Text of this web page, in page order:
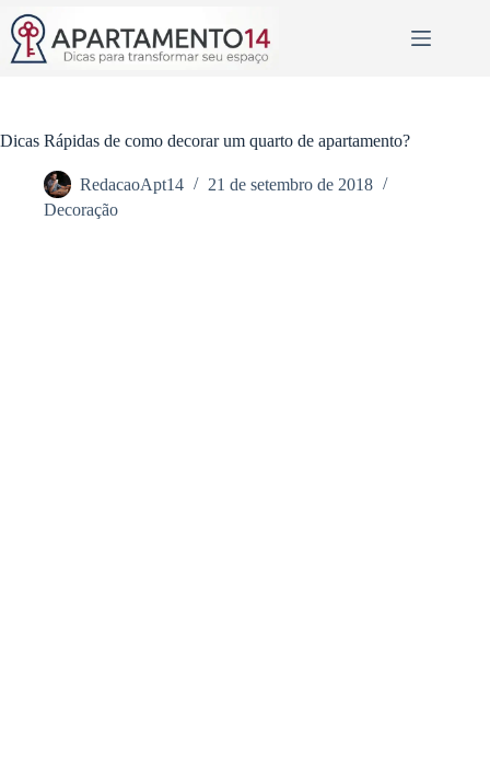
para
conteúdo
Dicas Rápidas de como decorar um quarto de apartamento?
RedacaoApt14
21 de setembro de 2018
Decoração